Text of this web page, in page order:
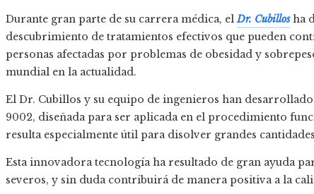
Durante gran parte de su carrera médica, elDr. Cubillosha
descubrimiento de tratamientos efectivos que pueden
personas afectadas por problemas de obesidad y
mundial en la actualidad.
El Dr. Cubillos y su equipo de ingenieros han
9002, diseñada para ser aplicada en el procedimiento
resulta especialmente útil para disolver grandes
Esta innovadora tecnología ha resultado de gran ayuda
severos, y sin duda contribuirá de manera positiva a la